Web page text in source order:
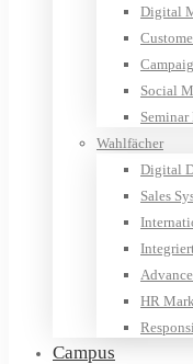
Digital
Social
Wahlfächer
Digital
Sales
HR
Campus